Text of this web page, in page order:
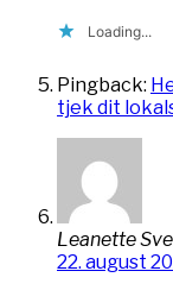
Loading...
Pingback:
tjek dit
Leanette
22. august